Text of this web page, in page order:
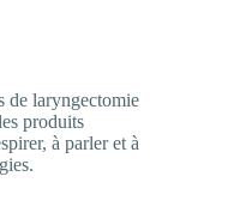
de laryngectomie
produits
à parler et à